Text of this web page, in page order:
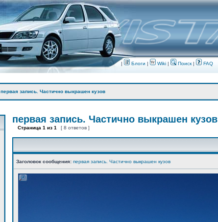
| Блоги | Wiki | Поиск| FAQ
первая запись. Частично выкрашен кузов
первая запись. Частично выкрашен кузов
Страница 1 из 1 [ 8 ответов ]
Заголовок сообщения: первая запись. Частично выкрашен кузов